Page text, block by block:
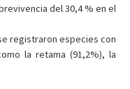
del 30,4 % en el
registraron especies con
la retama (91,2%), la